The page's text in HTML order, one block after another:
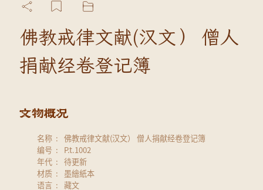
佛教戒律文献(汉文） 僧人
捐献经卷登记簿
名称
佛教戒律文献(汉文） 僧人捐献经卷登记簿
编号
P.t.1002
年代
待更新
材质
墨繪紙本
语言
藏文